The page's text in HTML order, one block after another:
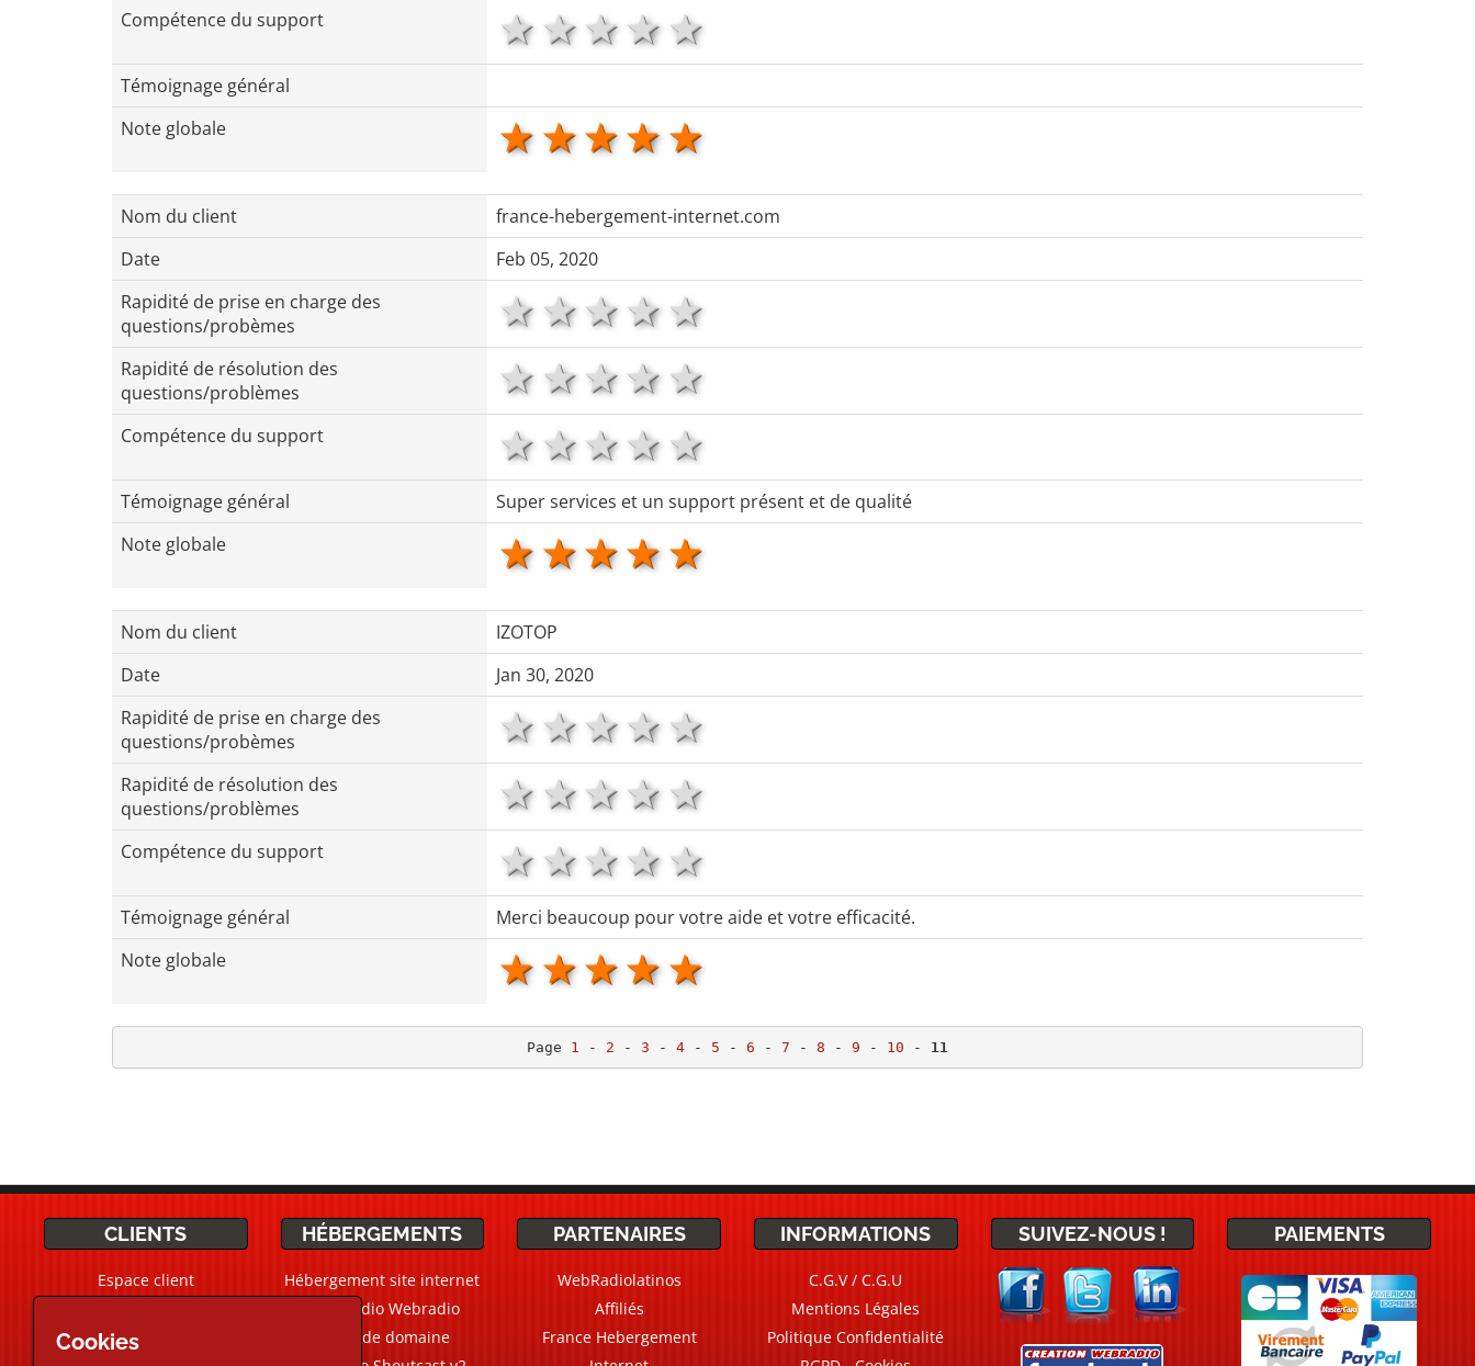
Compétence du support 4 stars
3 stars
2 stars
1 star
Témoignage général
Note globale
4 stars
3 stars
2 stars
1 star
Nom du client
france-hebergement-internet.com
Date
Feb 05, 2020
Rapidité de prise en charge des
questions/probèmes
4 stars
3 stars
2 stars
1 star
Rapidité de résolution des
questions/problèmes
4 stars
3 stars
2 stars
1 star
Compétence du support 4 stars
3 stars
2 stars
1 star
Témoignage général
Super services et un support présent et de qualité
Note globale
4 stars
3 stars
2 stars
1 star
Nom du client
IZOTOP
Date
Jan 30, 2020
Rapidité de prise en charge des
questions/probèmes
4 stars
3 stars
2 stars
1 star
Rapidité de résolution des
questions/problèmes
4 stars
3 stars
2 stars
1 star
Compétence du support 4 stars
3 stars
2 stars
1 star
Témoignage général
Merci beaucoup pour votre aide et votre efficacité.
Note globale
4 stars
3 stars
2 stars
1 star
Page 1 - 2 - 3 - 4 - 5 - 6 - 7 - 8 - 9 - 10 - 11
CLIENTS
Espace client
Devis personnalisé
HÉBERGEMENTS
Hébergement site internet
CMS Radio Webradio
Noms de domaine
PARTENAIRES
WebRadiolatinos
Affiliés
France Hebergement
INFORMATIONS
C.G.V / C.G.U
Mentions Légales
Politique Confidentialité
SUIVEZ-NOUS ! PAIEMENTS
Cookies